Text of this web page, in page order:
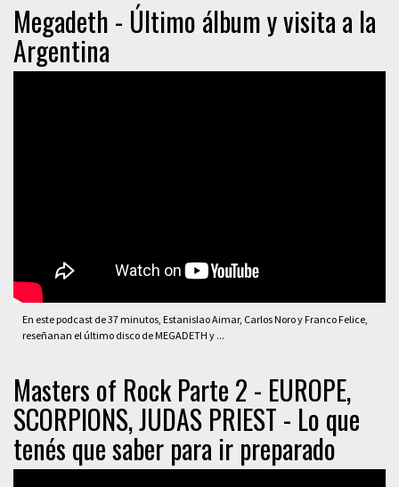
Megadeth - Último álbum y visita a la
Argentina
En este podcast de 37 minutos, Estanislao Aimar, Carlos Noro y Franco Felice,
reseñanan el último disco de MEGADETH y ...
Masters of Rock Parte 2 - EUROPE,
SCORPIONS, JUDAS PRIEST - Lo que
tenés que saber para ir preparado